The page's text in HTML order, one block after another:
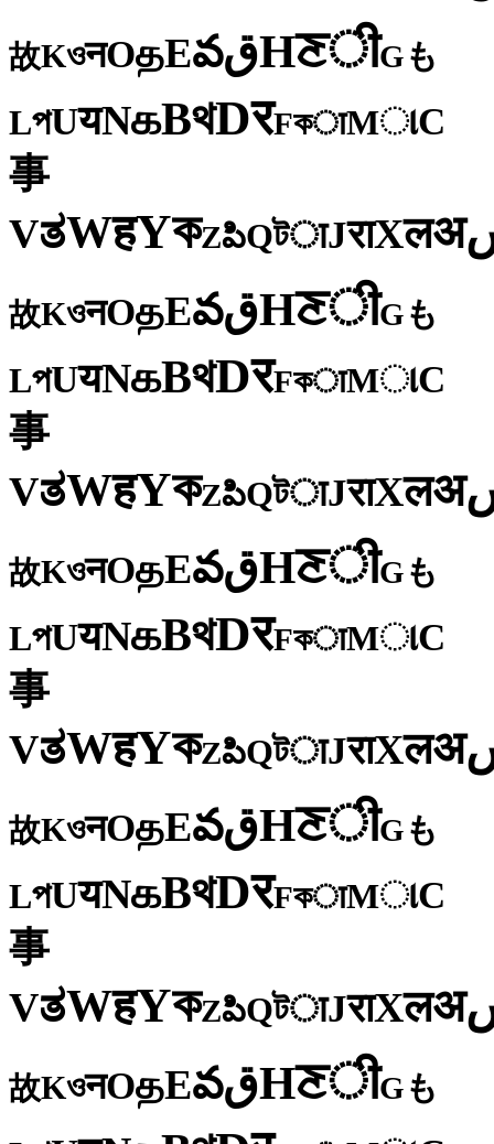
故KওनOதEవقHਣीGも
LপUयNகBথDरFকाMાC
事
VತWहYকZపిQটाJराXलअ
故KওनOதEవقHਣीGも
LপUयNகBথDरFকाMાC
事
VತWहYকZపిQটाJराXलअ
故KওनOதEవقHਣीGも
LপUयNகBথDरFকाMાC
事
VತWहYকZపిQটाJराXलअ
故KওनOதEవقHਣीGも
LপUयNகBথDरFকाMાC
事
VತWहYকZపిQটाJराXलअ
故KওनOதEవقHਣीGも